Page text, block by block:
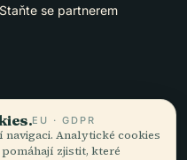
Staňte se partnerem
EU · GDPR
Analytické cookies
zjistit, které